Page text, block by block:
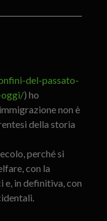
del-passato-
oggi/) ho
non è
della storia
perché si
con la
in definitiva, con